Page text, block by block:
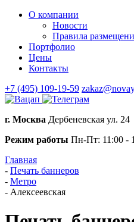
О компании
Новости
Правила
Портфолио
Цены
Контакты
+7 (495) 109-19-59
г. Москва Дербеневская ул. 24
Режим работы Пн-Пт: 11:00 -
Главная
- Печать баннеров
- Метро
- Алексеевская